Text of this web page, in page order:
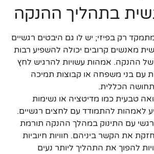
בתהליך ההנקה
רק בפיזי; יש לו גם היבטים רגשיים
מאנשים קרובים יכולה להשפיע רבות
של ההנקה. אמהות עשויות להרגיש לחץ
עם בני משפחה או קבוצות תמיכה
הכללית.
טבעית כמו מדיטציה או נשימות
לאמהות להתמודד עם לחצים רגשיים.
רגשי עם התינוק במהלך ההנקה תורמת
את הקשר ביניהם. חוויות חיוביות
להפוך את התהליך ליותר נעים